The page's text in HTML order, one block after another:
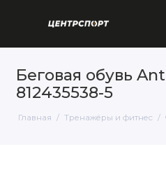
Беговая обувь
812435538-5
Главная Тренажёры и фитнес